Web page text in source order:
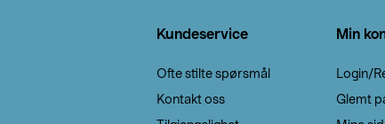
Kundeservice
Ofte stilte spørsmål
Kontakt oss
Min
Login/
Glemt